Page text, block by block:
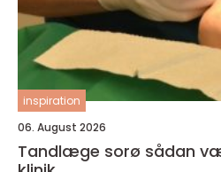
inspiration
06. August 2026
Tandlæge sorø sådan vælger du den rette